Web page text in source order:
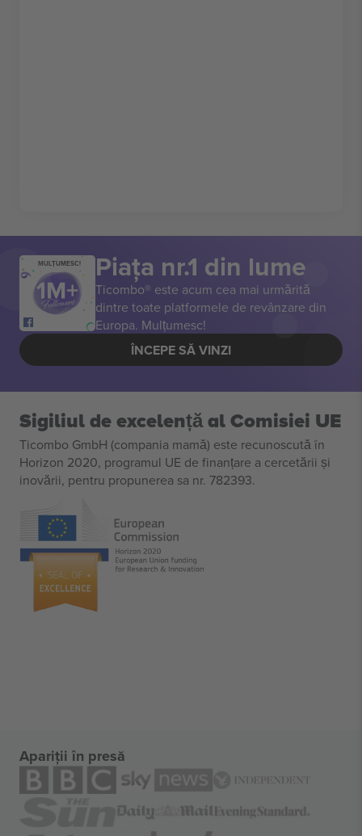
MULȚUMESC! Piața nr.1 din lume
Ticombo® este acum cea mai urmărită
dintre toate platformele de revânzare din
Europa. Mulțumesc!
ÎNCEPE SĂ VINZI
Sigiliul de excelență al Comisiei UE
Ticombo GmbH (compania mamă) este recunoscută în
Horizon 2020, programul UE de finanțare a cercetării și
inovării, pentru propunerea sa nr. 782393.
Apariții în presă